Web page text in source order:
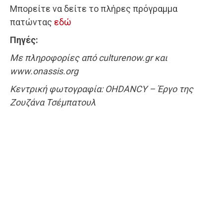
Μπορείτε να δείτε το πλήρες πρόγραμμα
πατώντας εδώ
Πηγές:
Με πληροφορίες από culturenow.gr και
www.onassis.org
Κεντρική φωτογραφία: OHDANCY – Έργο της
Ζουζάνα Τσέμπατουλ